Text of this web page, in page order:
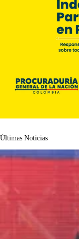
Últimas Noticias